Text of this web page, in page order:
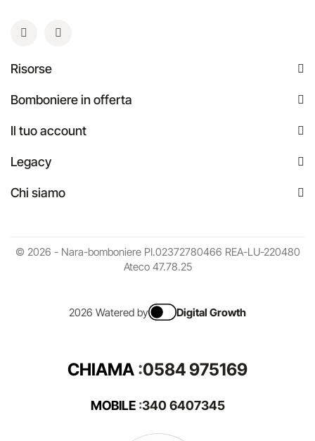
Risorse
Bomboniere in offerta
Il tuo account
Legacy
Chi siamo
© 2026 - Nara-bomboniere PI.02372780466 REA-LU-220480
Ateco 47.78.25
2026 Watered by Digital Growth
CHIAMA :0584 975169
MOBILE:340 6407345